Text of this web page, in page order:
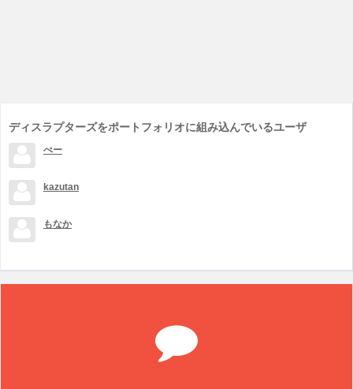
ディスラプターズをポートフォリオに組み込んでいるユーザ
ぺー
kazutan
もなか